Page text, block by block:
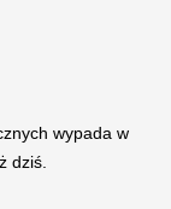
wypada w
dziś.